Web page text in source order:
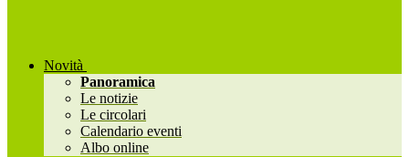
Novità
Panoramica
Le notizie
Le circolari
Calendario eventi
Albo online